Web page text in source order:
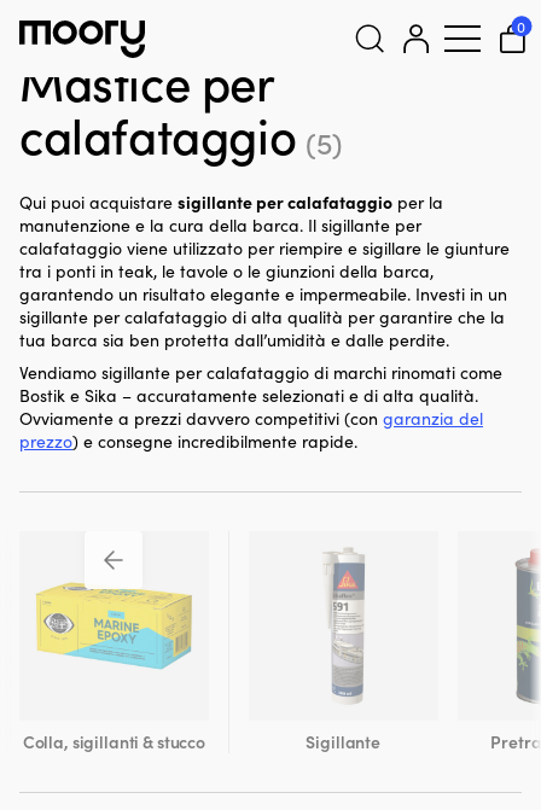
Cerca:
0
Mastice per calafataggio
Mastice per
calafataggio (5)
Qui puoi acquistare sigillante per calafataggio per la
manutenzione e la cura della barca. Il sigillante per
calafataggio viene utilizzato per riempire e sigillare le giunture
tra i ponti in teak, le tavole o le giunzioni della barca,
garantendo un risultato elegante e impermeabile. Investi in un
sigillante per calafataggio di alta qualità per garantire che la
tua barca sia ben protetta dall’umidità e dalle perdite.
Vendiamo sigillante per calafataggio di marchi rinomati come
Bostik e Sika – accuratamente selezionati e di alta qualità.
Ovviamente a prezzi davvero competitivi (con garanzia del
prezzo) e consegne incredibilmente rapide.
Colla, sigillanti & stucco Sigillante